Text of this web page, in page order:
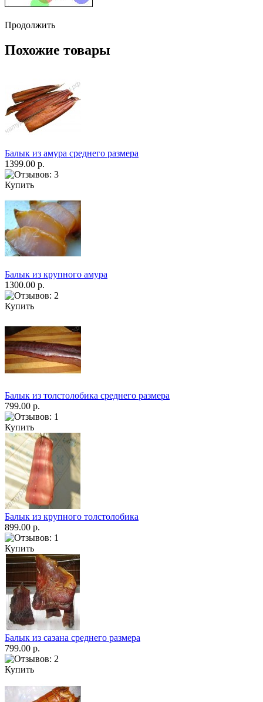
Продолжить
Похожие товары
Балык из амура среднего размера
1399.00 р.
Купить
Балык из крупного амура
1300.00 р.
Купить
Балык из толстолобика среднего размера
799.00 р.
Купить
Балык из крупного толстолобика
899.00 р.
Купить
Балык из сазана среднего размера
799.00 р.
Купить